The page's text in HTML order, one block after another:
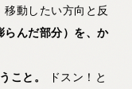
動したい方向と反
らんだ部分）を、か
こと。
ドスン！と